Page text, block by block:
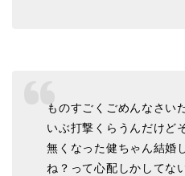
ものすごくごめんなさい
いぶ打撃くらうんだけど
無くなった健ちゃん結婚
ね？って心配しかしてな